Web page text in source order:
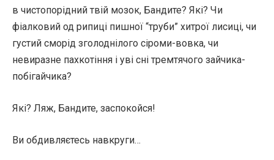
в чистопорідний твій мозок, Бандите? Які? Чи
фіалковий од рипиці пишної “труби” хитрої лисиці, чи
густий сморід зголоднілого сіроми-вовка, чи
невиразне пахкотіння і уві сні тремтячого зайчика-
побігайчика?
Які? Ляж, Бандите, заспокойся!
Ви обдивляєтесь навкруги…